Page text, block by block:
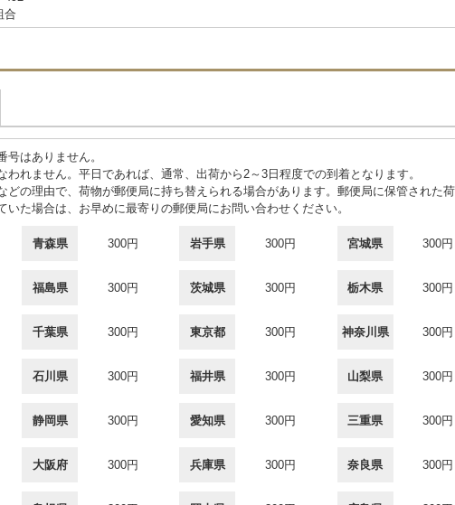
合
号はありません。
われません。平日であれば、通常、出荷から2～3日程度での到着となります。
どの理由で、荷物が郵便局に持ち替えられる場合があります。郵便局に保管された
いた場合は、お早めに最寄りの郵便局にお問い合わせください。
青森県 300円 岩手県 300円 宮城県 300円
福島県 300円 茨城県 300円 栃木県 300円
千葉県 300円 東京都 300円 神奈川県 300円
石川県 300円 福井県 300円 山梨県 300円
静岡県 300円 愛知県 300円 三重県 300円
大阪府 300円 兵庫県 300円 奈良県 300円